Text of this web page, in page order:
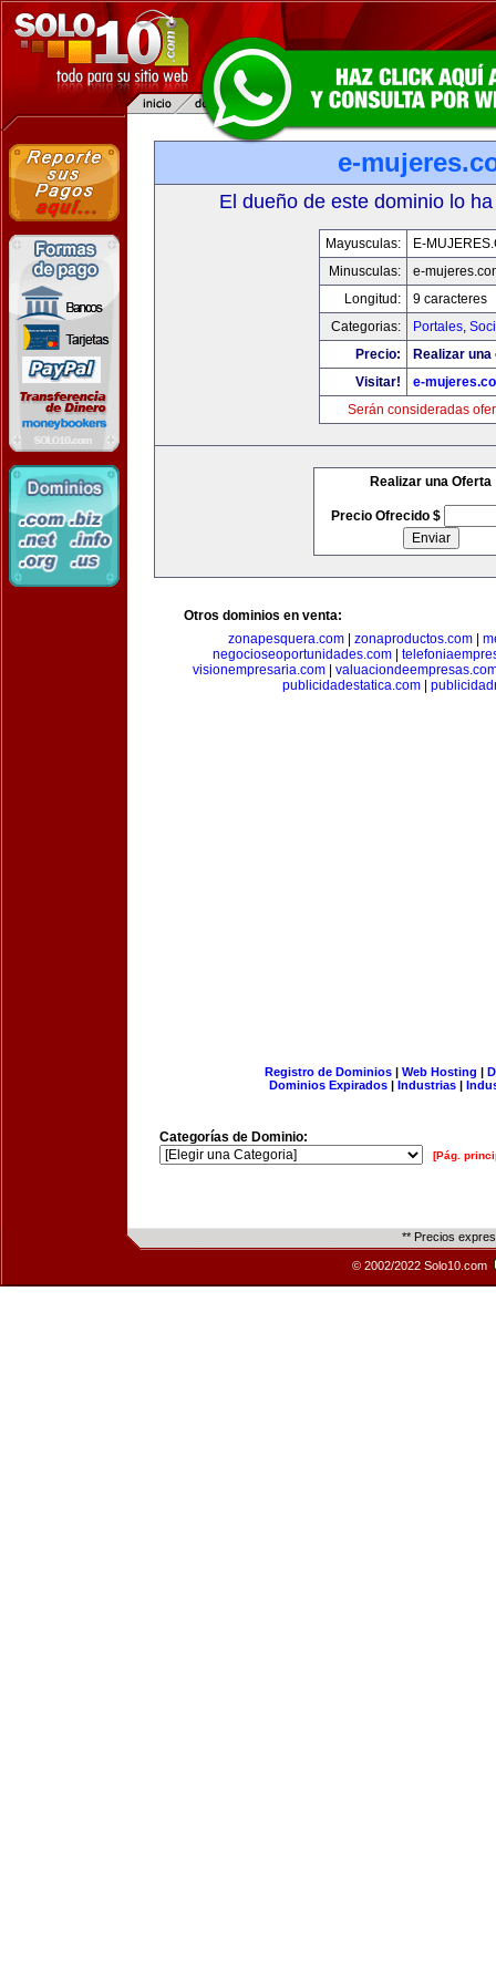
e-
El dueño de este dominio lo
Mayusculas:
E-
Minusculas:
e-
Longitud:
9 caracteres
Categorias:
Portales,
Precio:
Realizar
Visitar!
e-
Serán consideradas
Realizar una Oferta
Precio Ofrecido $
Otros dominios en venta:
zonapesquera.com| zonaproductos.com|
negocioseoportunidades.com
visionempresaria.com
publicidadestatica.com
Registro de Dominios| Web Hosting |
Dominios Expirados | Industrias |
Categorías de Dominio:
[Pág.
** Precios
© 2002/2022 Solo10.com